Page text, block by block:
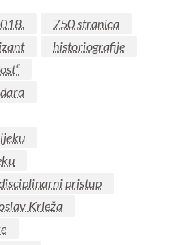
750 stranica
historiografije
pristup
Krleža